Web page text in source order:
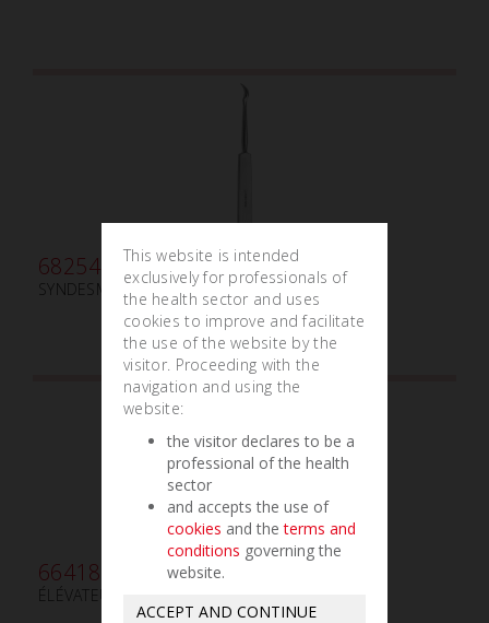
682540
SYNDESMOTOME CHOMPRET-FAUCILLE N.4
664180
ÉLÉVATEUR DE RACINES WHITE mm4 ANGLÉ
This website is intended
exclusively for professionals of
the health sector and uses
cookies to improve and facilitate
the use of the website by the
visitor. Proceeding with the
navigation and using the
website:
the visitor declares to be a
professional of the health
sector
and accepts the use of
cookies and theterms and
conditions governing the
website.
ACCEPT AND CONTINUE